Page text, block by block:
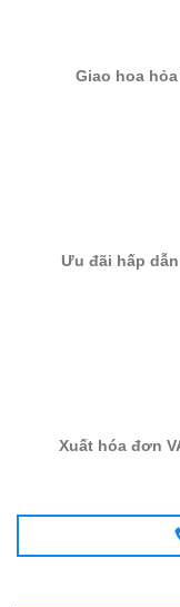
Giao hoa
Ưu đãi hấp
Xuất hóa đơn